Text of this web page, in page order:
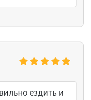
ездить и